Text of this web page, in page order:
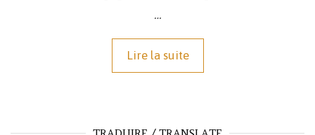
…
Lire la suite